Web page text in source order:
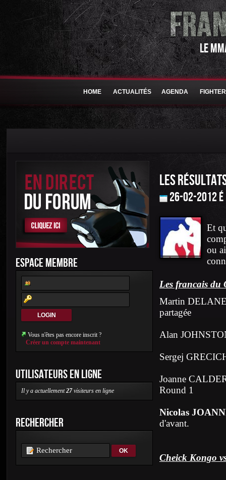
LE
HOME ACTUALITÉS AGENDA
ESPACE MEMBRE
Vous n'êtes pas encore inscrit ?
Créer un compte maintenant
UTILISATEURS EN LIGNE
Il y a actuellement27visiteurs en ligne
RECHERCHER
LES
26-02-2012
Et
ou
Les francais du
Martin
partagée
Alan
Sergej
Joanne
Round 1
Nicolas
d'avant.
Cheick Kongo